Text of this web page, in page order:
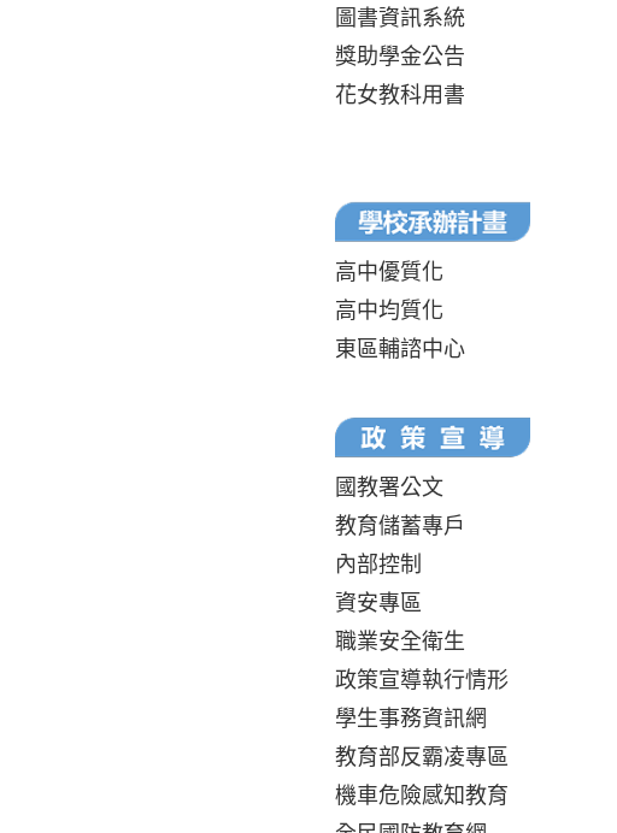
圖書資訊系統
獎助學金公告
花女教科用書
高中優質化
高中均質化
東區輔諮中心
國教署公文
教育儲蓄專戶
內部控制
資安專區
職業安全衛生
政策宣導執行情形
學生事務資訊網
教育部反霸凌專區
機車危險感知教育